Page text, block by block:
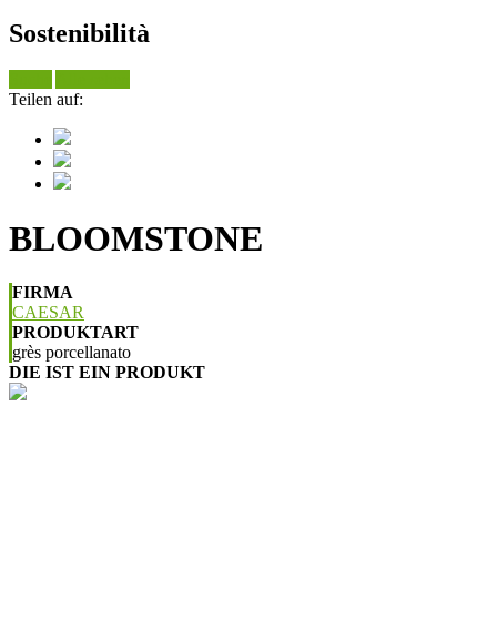
Sostenibilità
Teilen auf:
BLOOMSTONE
FIRMA
CAESAR
PRODUKTART
grès porcellanato
DIE IST EIN PRODUKT